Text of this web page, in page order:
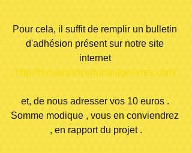
Pour cela, il suffit de remplir un bulletin
d'adhésion présent sur notre site
internet
:http://renaissanceduhautgesvres.com/
et, de nous adresser vos 10 euros .
Somme modique , vous en conviendrez
, en rapport du projet .